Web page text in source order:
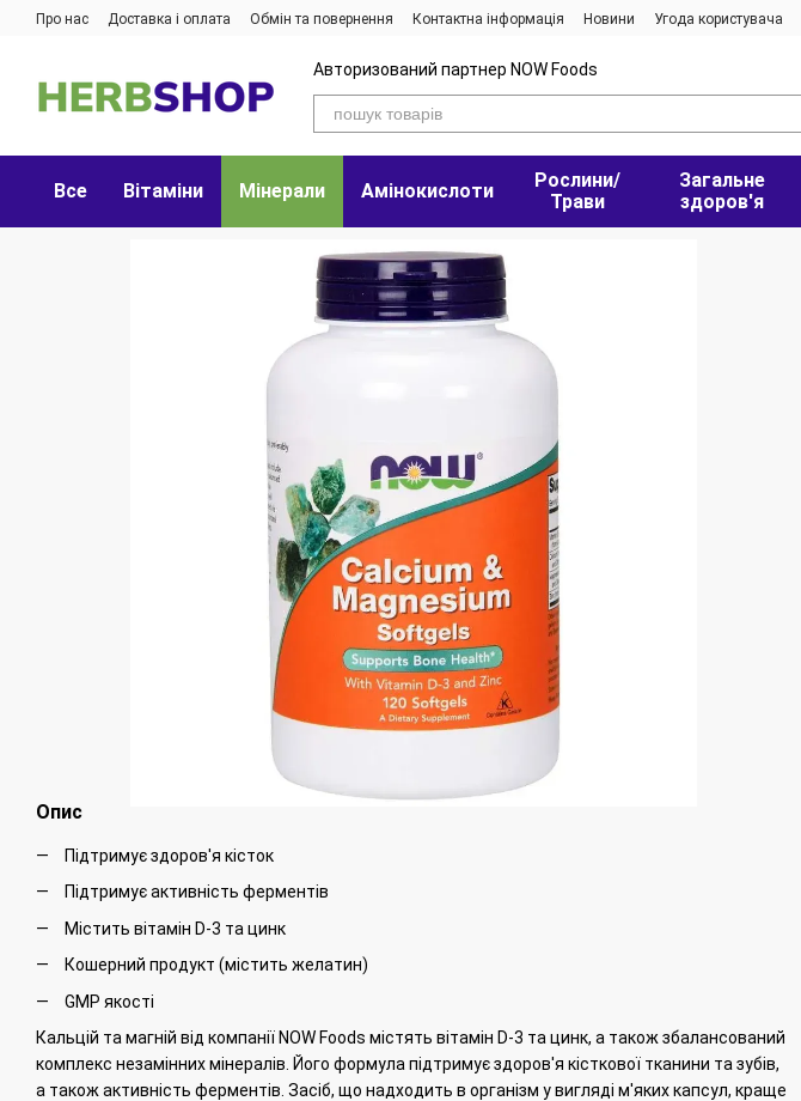
Перейти до основного контенту
Про нас Доставка і оплата Обмін та повернення Контактна інформація Новини Угода користувача
Авторизований партнер NOW Foods
Все Вітаміни Мінерали Амінокислоти
Рослини/
Трави
Загальне
здоров'я
Опис
Підтримує здоров'я кісток
Підтримує активність ферментів
Містить вітамін D-3 та цинк
Кошерний продукт (містить желатин)
GMP якості
Кальцій та магній від компанії NOW Foods містять вітамін D-3 та цинк, а також збалансований
комплекс незамінних мінералів. Його формула підтримує здоров'я кісткової тканини та зубів,
а також активність ферментів. Засіб, що надходить в організм у вигляді м'яких капсул, краще